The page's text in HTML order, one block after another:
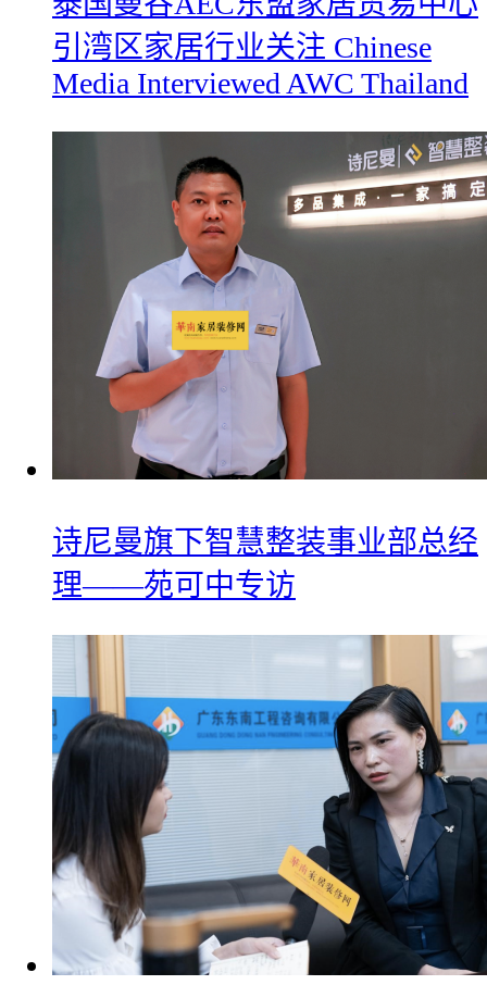
引湾区家居行业关注 Chinese
Media Interviewed AWC Thailand
诗尼曼旗下智慧整装事业部总经
理——苑可中专访